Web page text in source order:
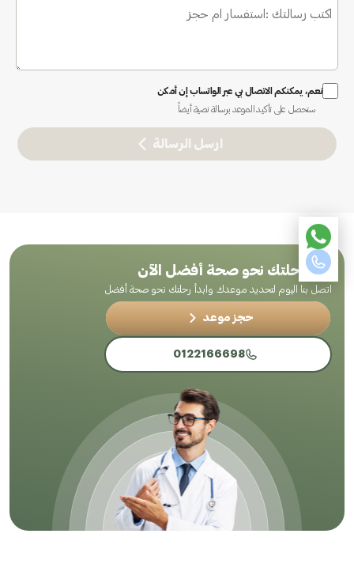
نعم، يمكنكم الاتصال بي عبر الواتساب إن أمكن
ستحصل على تأكيد الموعد برسالة نصية أيضاً
ارسل الرسالة
ابدأ رحلتك نحو صحة أفضل الآن
اتصل بنا اليوم لتحديد موعدك وابدأ رحلتك نحو صحة أفضل
حجز موعد
0122166698